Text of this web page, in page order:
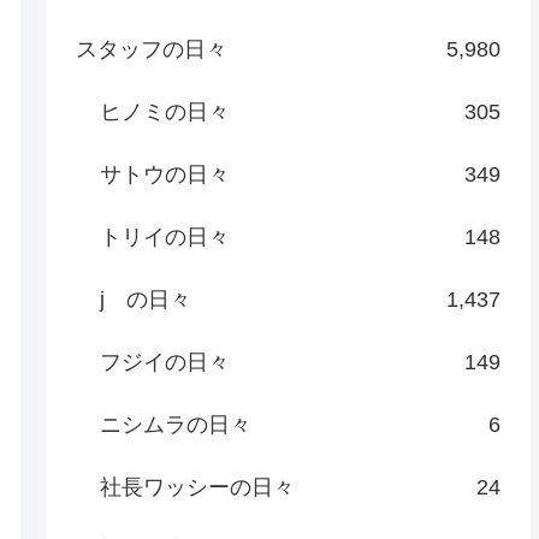
スタッフの日々 5,980
ヒノミの日々 305
サトウの日々 349
トリイの日々 148
j の日々 1,437
フジイの日々 149
ニシムラの日々 6
社長ワッシーの日々 24